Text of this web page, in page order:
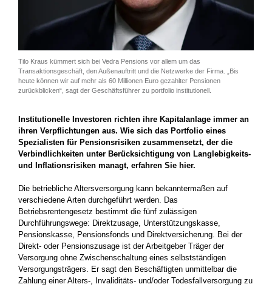
Tilo Kraus kümmert sich bei Vedra Pensions vor allem um das
Transaktionsgeschäft, den Außenauftritt und die Netzwerke der Firma. „Bis
heute können wir auf mehr als 60 Millionen Euro gezahlter Pensionen
zurückblicken“, sagt der Geschäftsführer zu portfolio institutionell.
Institutionelle Investoren richten ihre Kapitalanlage immer an
ihren Verpflichtungen aus. Wie sich das Portfolio eines
Spezialisten für Pensionsrisiken zusammensetzt, der die
Verbindlichkeiten unter Berücksichtigung von Langlebigkeits-
und Inflationsrisiken managt, erfahren Sie hier.
Die betriebliche Altersversorgung kann bekanntermaßen auf
verschiedene Arten durchgeführt werden. Das
Betriebsrentengesetz bestimmt die fünf zulässigen
Durchführungswege: Direktzusage, Unterstützungskasse,
Pensionskasse, Pensionsfonds und Direktversicherung. Bei der
Direkt- oder Pensionszusage ist der Arbeitgeber Träger der
Versorgung ohne Zwischenschaltung eines selbstständigen
Versorgungsträgers. Er sagt den Beschäftigten unmittelbar die
Zahlung einer Alters-, Invaliditäts- und/oder Todesfallversorgung zu